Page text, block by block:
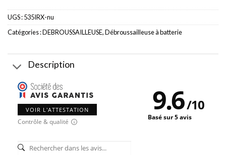
UGS :535IRX-nu
Catégories :DEBROUSSAILLEUSE,Débroussailleuse à batterie
Description
VOIR L'ATTESTATION
Contrôle & qualité
9.6/10
Basé sur 5 avis